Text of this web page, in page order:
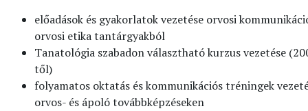
előadások és gyakorlatok vezetése orvosi
orvosi etika tantárgyakból
Tanatológia szabadon választható kurzus vezetése
től)
folyamatos oktatás és kommunikációs tréningek
orvos- és ápoló továbbképzéseken